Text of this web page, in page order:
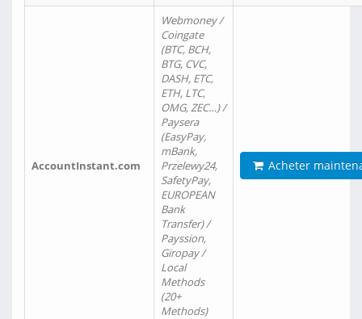
AccountInstant.com
Webmoney /
Coingate
(BTC, BCH,
BTG, CVC,
DASH, ETC,
ETH, LTC,
OMG, ZEC…) /
Paysera
(EasyPay,
mBank,
Przelewy24,
SafetyPay,
EUROPEAN
Bank
Transfer) /
Payssion,
Giropay /
Local
Methods
(20+
Methods)
Acheter